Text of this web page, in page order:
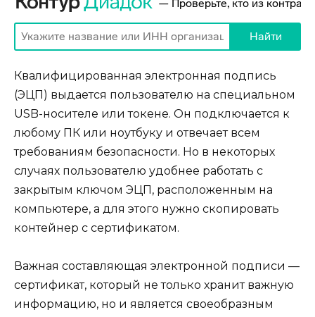
Квалифицированная электронная подпись
(ЭЦП) выдается пользователю на специальном
USB-носителе или токене. Он подключается к
любому ПК или ноутбуку и отвечает всем
требованиям безопасности. Но в некоторых
случаях пользователю удобнее работать с
закрытым ключом ЭЦП, расположенным на
компьютере, а для этого нужно скопировать
контейнер с сертификатом.
Важная составляющая электронной подписи —
сертификат, который не только хранит важную
информацию, но и является своеобразным